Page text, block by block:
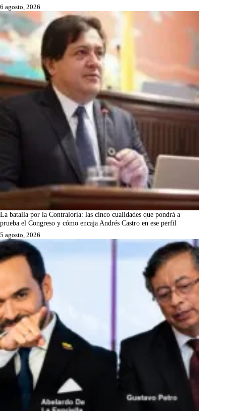
6 agosto, 2026
La batalla por la Contraloría: las cinco cualidades que pondrá a
prueba el Congreso y cómo encaja Andrés Castro en ese perfil
5 agosto, 2026